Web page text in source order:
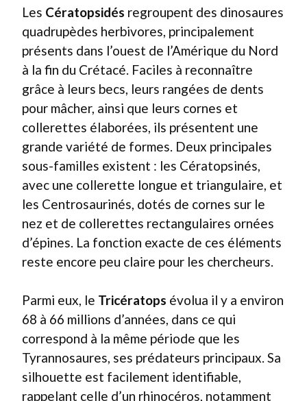
Les Cératopsidés regroupent des dinosaures
quadrupèdes herbivores, principalement
présents dans l’ouest de l’Amérique du Nord
à la fin du Crétacé. Faciles à reconnaître
grâce à leurs becs, leurs rangées de dents
pour mâcher, ainsi que leurs cornes et
collerettes élaborées, ils présentent une
grande variété de formes. Deux principales
sous-familles existent : les Cératopsinés,
avec une collerette longue et triangulaire, et
les Centrosaurinés, dotés de cornes sur le
nez et de collerettes rectangulaires ornées
d’épines. La fonction exacte de ces éléments
reste encore peu claire pour les chercheurs.
Parmi eux, le Tricératops évolua il y a environ
68 à 66 millions d’années, dans ce qui
correspond à la même période que les
Tyrannosaures, ses prédateurs principaux. Sa
silhouette est facilement identifiable,
rappelant celle d’un rhinocéros, notamment